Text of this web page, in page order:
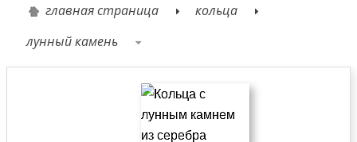
главная страница
кольца
лунный камень